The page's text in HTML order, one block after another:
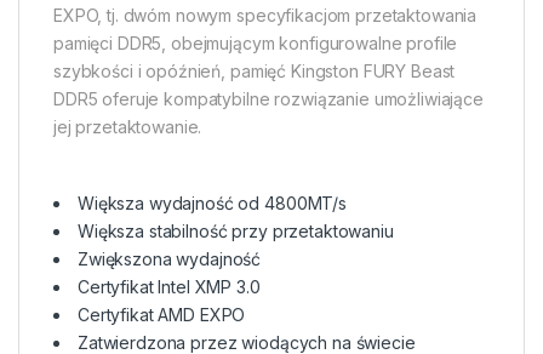
EXPO, tj. dwóm nowym specyfikacjom przetaktowania
pamięci DDR5, obejmującym konfigurowalne profile
szybkości i opóźnień, pamięć Kingston FURY Beast
DDR5 oferuje kompatybilne rozwiązanie umożliwiające
jej przetaktowanie.
Większa wydajność od 4800MT/s
Większa stabilność przy przetaktowaniu
Zwiększona wydajność
Certyfikat Intel XMP 3.0
Certyfikat AMD EXPO
Zatwierdzona przez wiodących na świecie